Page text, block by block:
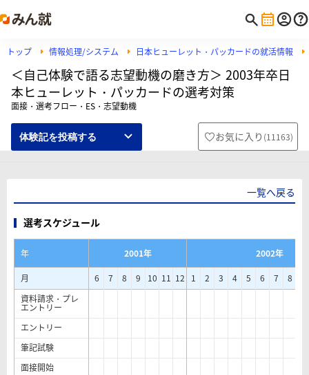
トップ 情報処理/システム 日本ヒューレット・パッカードの就活情報
＜自己体験で語る志望動機の磨き方＞ 2003年卒日
本ヒューレット・パッカードの選考対策
面接・選考フロー・ES・志望動機
体験記を投稿する お気に入り (11163)
一覧へ戻る
選考スケジュール
年 2001年
2002年
月
6 7 8 9 10 11 12 1 2 3 4 5 6 7 8
資料請求・プレ
エントリー
エントリー
筆記試験
面接開始